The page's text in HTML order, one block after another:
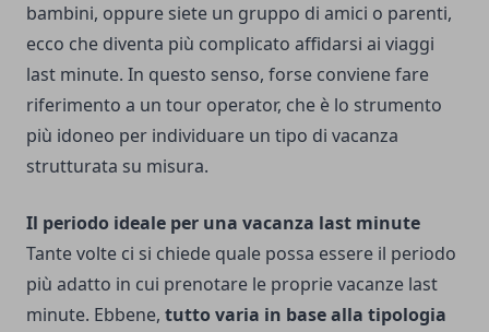
bambini, oppure siete un gruppo di amici o parenti,
ecco che diventa più complicato affidarsi ai viaggi
last minute. In questo senso, forse conviene fare
riferimento a un tour operator, che è lo strumento
più idoneo per individuare un tipo di vacanza
strutturata su misura.
Il periodo ideale per una vacanza last minute
Tante volte ci si chiede quale possa essere il periodo
più adatto in cui prenotare le proprie vacanze last
minute. Ebbene, tutto varia in base alla tipologia